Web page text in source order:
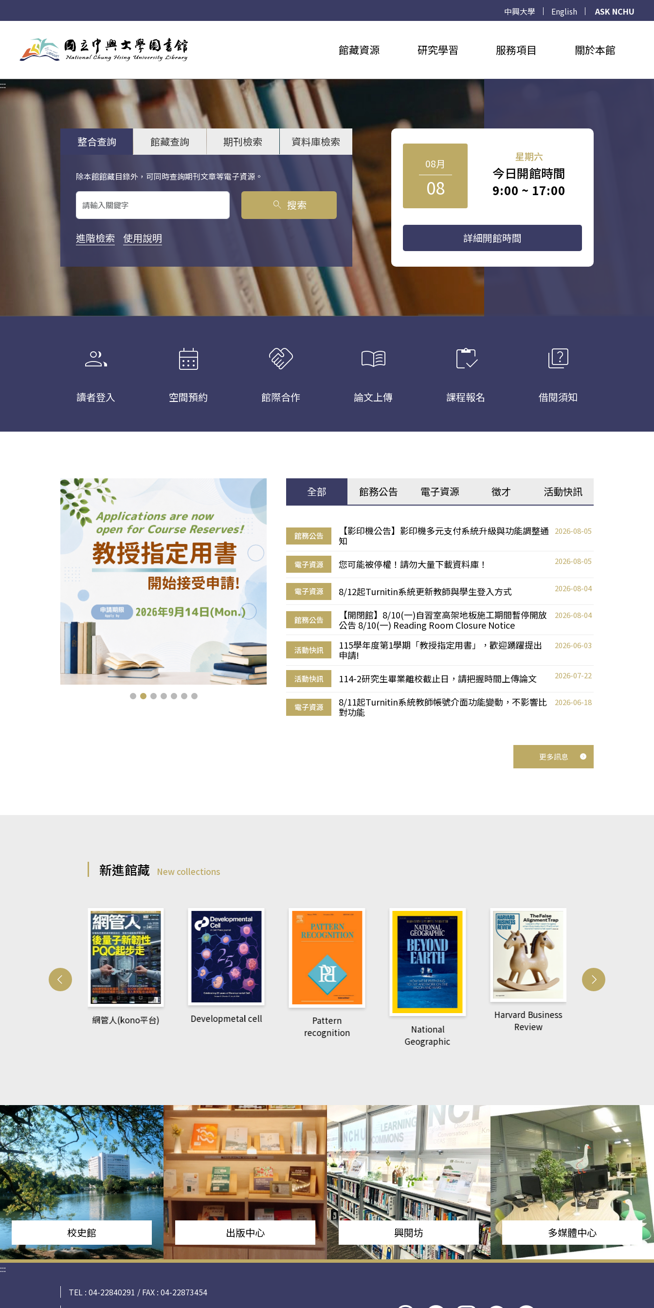
中興大學 English
ASK NCHU
館藏資源 研究學習 服務項目 關於本館
:::
整合查詢 館藏查詢 期刊檢索 資料庫檢索
除本館館藏目錄外，可同時查詢期刊文章等電子資源。
關鍵字搜尋
search 搜索
進階檢索 使用說明
08月
08
星期六
今日開館時間
9:00 ~ 17:00
詳細開館時間
group
讀者登入
calendar_month
空間預約
handshake
館際合作
menu_book
論文上傳
inventory
課程報名
quiz
借閱須知
全部 館務公告 電子資源 徵才 活動快訊
館務公告
【影印機公告】影印機多元支付系統升級與功能調整通
知
2026-08-05
電子資源 您可能被停權！請勿大量下載資料庫！ 2026-08-05
電子資源 8/12起Turnitin系統更新教師與學生登入方式 2026-08-04
館務公告
【開閉館】8/10(一)自習室高架地板施工期間暫停開放
公告 8/10(一) Reading Room Closure Notice
2026-08-04
活動快訊
115學年度第1學期「教授指定用書」，歡迎踴躍提出
申請!
2026-06-03
活動快訊 114-2研究生畢業離校截止日，請把握時間上傳論文 2026-07-22
電子資源
8/11起Turnitin系統教師帳號介面功能變動，不影響比
對功能
2026-06-18
更多訊息
新進館藏 New collections
網管人(kono平台) Developmetal cell
Pattern
recognition
National
Geographic
Harvard Business
Review
校史館 出版中心 興閱坊 多媒體中心
:::
TEL : 04-22840291 / FAX : 04-22873454